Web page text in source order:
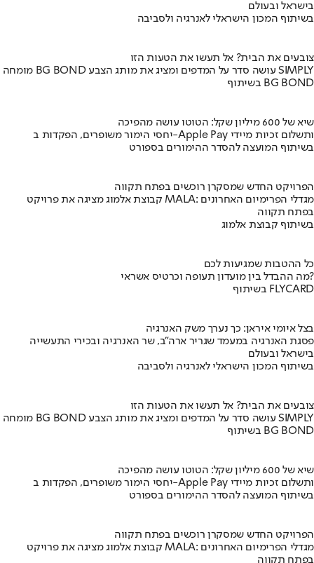
בישראל ובעולם
בשיתוף המכון הישראלי לאנרגיה ולסביבה
צובעים את הבית? אל תעשו את הטעות הזו
מומחה BG BOND עושה סדר על המדפים ומציג את מותג הצבע SIMPLY
בשיתוף BG BOND
שיא של 600 מיליון שקל: הטוטו עושה מהפיכה
יחסי הימור משופרים, הפקדות ב-Apple Pay ותשלום זכיות מיידי
בשיתוף המועצה להסדר ההימורים בספורט
הפרויקט החדש שמסקרן רוכשים בפתח תקווה
קבוצת אלמוג מציגה את פרויקט MALA: מגדלי הפרימיום האחרונים
בפתח תקווה
בשיתוף קבוצת אלמוג
כל ההטבות שמגיעות לכם
מה ההבדל בין מועדון תעופה וכרטיס אשראי?
בשיתוף FLYCARD
בצל איומי איראן: כך נערך משק האנרגיה
פסגת האנרגיה במעמד שגריר ארה"ב, שר האנרגיה ובכירי התעשייה
בישראל ובעולם
בשיתוף המכון הישראלי לאנרגיה ולסביבה
צובעים את הבית? אל תעשו את הטעות הזו
מומחה BG BOND עושה סדר על המדפים ומציג את מותג הצבע SIMPLY
בשיתוף BG BOND
שיא של 600 מיליון שקל: הטוטו עושה מהפיכה
יחסי הימור משופרים, הפקדות ב-Apple Pay ותשלום זכיות מיידי
בשיתוף המועצה להסדר ההימורים בספורט
הפרויקט החדש שמסקרן רוכשים בפתח תקווה
קבוצת אלמוג מציגה את פרויקט MALA: מגדלי הפרימיום האחרונים
בפתח תקווה